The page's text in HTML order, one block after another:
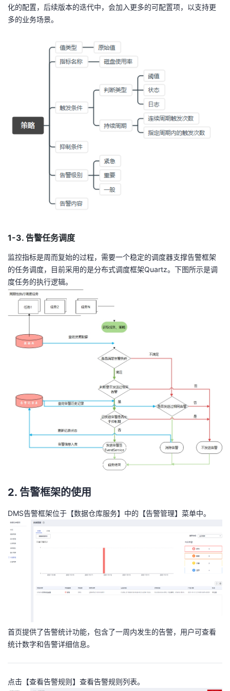
化的配置，后续版本的迭代中，会加入更多的可配置项，以支持更
多的业务场景。
1-3. 告警任务调度
监控指标是周而复始的过程，需要一个稳定的调度器支撑告警框架
的任务调度，目前采用的是分布式调度框架Quartz。下图所示是调
度任务的执行逻辑。
2. 告警框架的使用
DMS告警框架位于【数据仓库服务】中的【告警管理】菜单中。
首页提供了告警统计功能，包含了一周内发生的告警，用户可查看
统计数字和告警详细信息。
点击【查看告警规则】查看告警规则列表。